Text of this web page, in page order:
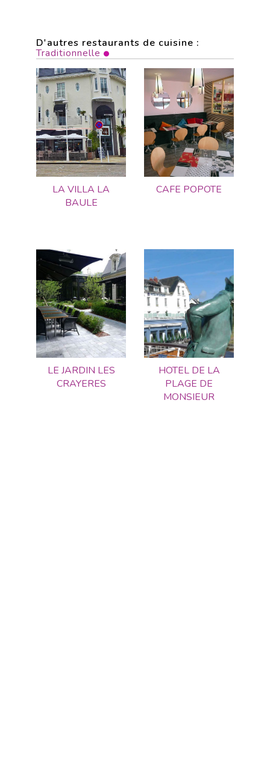
D'autres restaurants de cuisine :
Traditionnelle
LA VILLA LA
BAULE
CAFE POPOTE
LE JARDIN LES
CRAYERES
HOTEL DE LA
PLAGE DE
MONSIEUR